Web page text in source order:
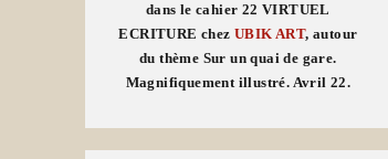
dans le cahier 22 VIRTUEL
ECRITURE chez UBIK ART, autour
du thème Sur un quai de gare.
Magnifiquement illustré. Avril 22.